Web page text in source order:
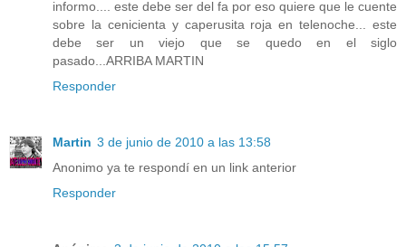
informo.... este debe ser del fa por eso quiere que le cuente
sobre la cenicienta y caperusita roja en telenoche... este
debe ser un viejo que se quedo en el siglo
pasado...ARRIBA MARTIN
Responder
Martin 3 de junio de 2010 a las 13:58
Anonimo ya te respondí en un link anterior
Responder